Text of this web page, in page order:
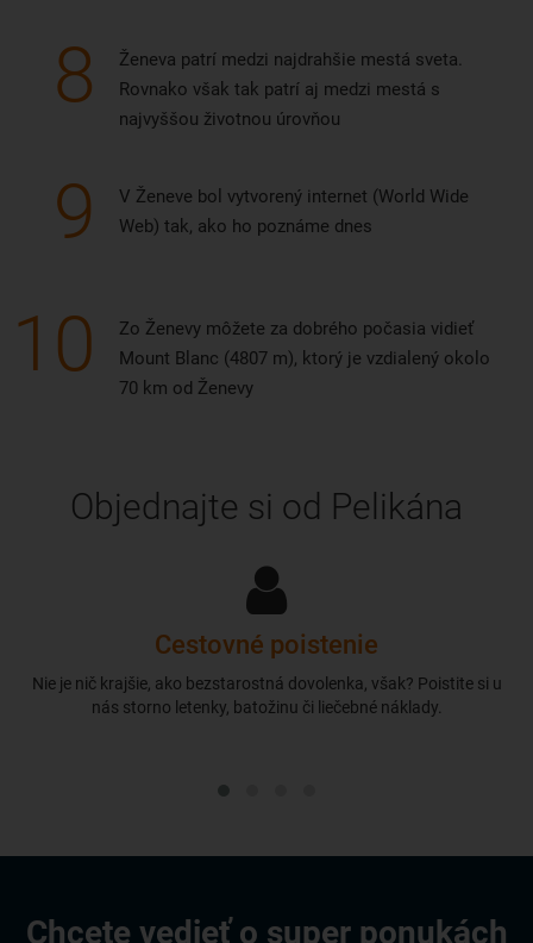
8
Ženeva patrí medzi najdrahšie mestá sveta.
Rovnako však tak patrí aj medzi mestá s
najvyššou životnou úrovňou
9
V Ženeve bol vytvorený internet (World Wide
Web) tak, ako ho poznáme dnes
10
Zo Ženevy môžete za dobrého počasia vidieť
Mount Blanc (4807 m), ktorý je vzdialený okolo
70 km od Ženevy
Objednajte si od Pelikána
Cestovné poistenie
Nie je nič krajšie, ako bezstarostná dovolenka, však? Poistite si u
nás storno letenky, batožinu či liečebné náklady.
Chcete vedieť o super ponukách